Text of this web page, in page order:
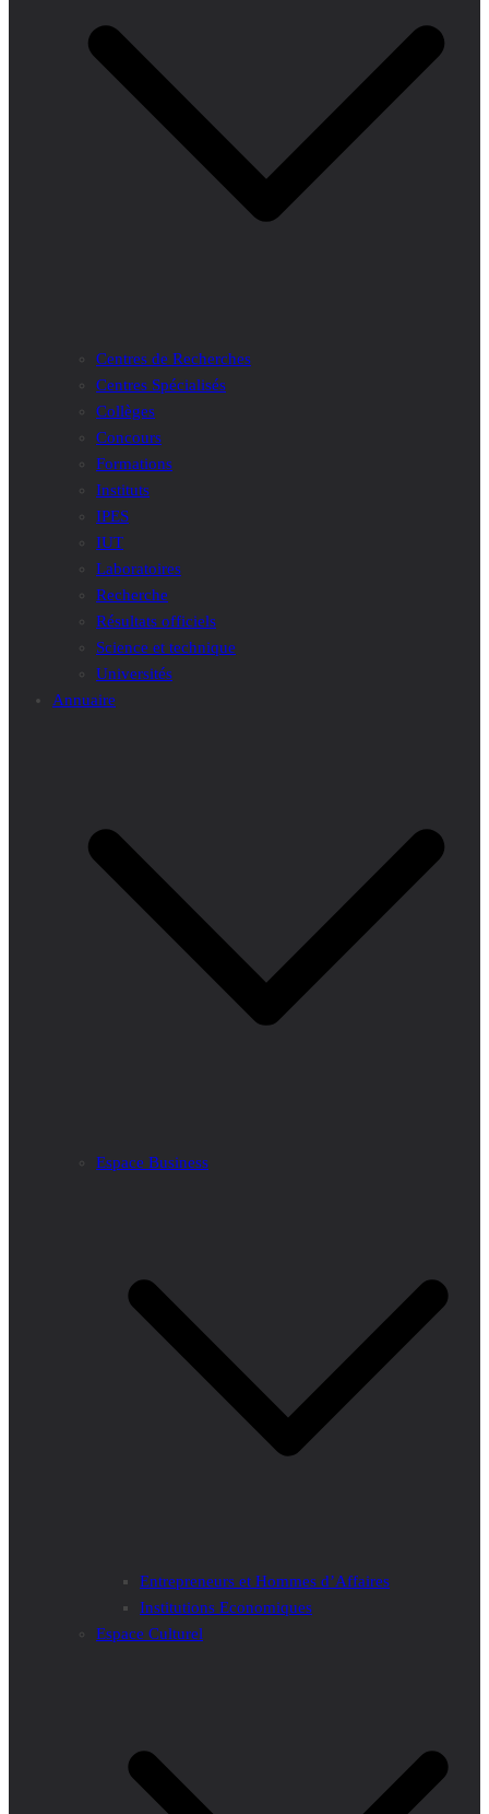
Centres de Recherches
Centres Spécialisés
Collèges
Concours
Formations
Instituts
IPES
IUT
Laboratoires
Recherche
Résultats officiels
Science et technique
Universités
Annuaire
Espace Business
Entrepreneurs et Hommes d’Affaires
Institutions Economiques
Espace Culturel